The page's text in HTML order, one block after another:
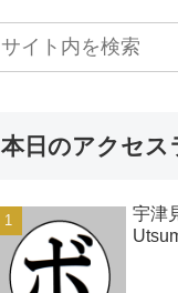
本日のアクセス
宇津